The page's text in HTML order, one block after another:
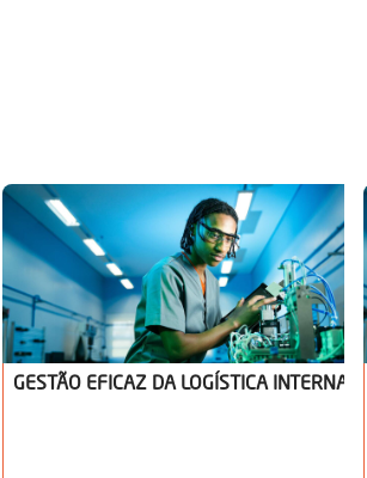
GESTÃO EFICAZ DA LOGÍSTICA INTERNA